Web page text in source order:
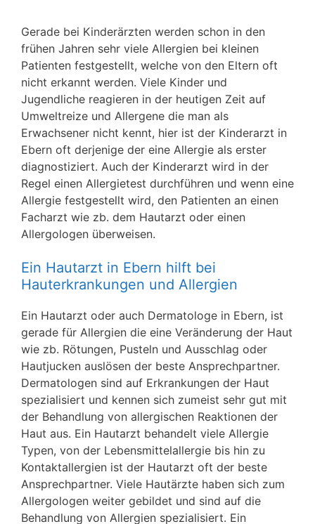
Gerade bei Kinderärzten werden schon in den
frühen Jahren sehr viele Allergien bei kleinen
Patienten festgestellt, welche von den Eltern oft
nicht erkannt werden. Viele Kinder und
Jugendliche reagieren in der heutigen Zeit auf
Umweltreize und Allergene die man als
Erwachsener nicht kennt, hier ist der Kinderarzt in
Ebern oft derjenige der eine Allergie als erster
diagnostiziert. Auch der Kinderarzt wird in der
Regel einen Allergietest durchführen und wenn eine
Allergie festgestellt wird, den Patienten an einen
Facharzt wie zb. dem Hautarzt oder einen
Allergologen überweisen.
Ein Hautarzt in Ebern hilft bei
Hauterkrankungen und Allergien
Ein Hautarzt oder auch Dermatologe in Ebern, ist
gerade für Allergien die eine Veränderung der Haut
wie zb. Rötungen, Pusteln und Ausschlag oder
Hautjucken auslösen der beste Ansprechpartner.
Dermatologen sind auf Erkrankungen der Haut
spezialisiert und kennen sich zumeist sehr gut mit
der Behandlung von allergischen Reaktionen der
Haut aus. Ein Hautarzt behandelt viele Allergie
Typen, von der Lebensmittelallergie bis hin zu
Kontaktallergien ist der Hautarzt oft der beste
Ansprechpartner. Viele Hautärzte haben sich zum
Allergologen weiter gebildet und sind auf die
Behandlung von Allergien spezialisiert. Ein